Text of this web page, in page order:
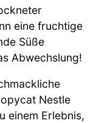
eine fruchtige
Süße
Abwechslung!
Nestle
einem Erlebnis,